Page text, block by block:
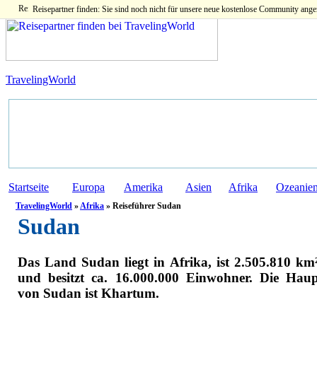
Reisepartner finden: Sie sind noch nicht für unsere neue kostenlose Community
TravelingWorld
Startseite Europa Amerika Asien Afrika
TravelingWorld »Afrika » Reiseführer Sudan
Sudan
Das Land Sudan liegt in Afrika, ist 2.505.810
und besitzt ca. 16.000.000 Einwohner. Die
von Sudan ist Khartum.